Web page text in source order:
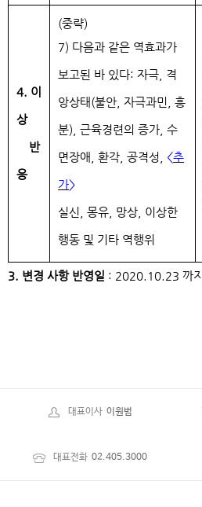
4. 이
상
반
응
(중략)
7) 다음과 같은 역효과가
보고된 바 있다: 자극, 격
앙상태(불안, 자극과민, 흥
분), 근육경련의 증가, 수
면장애, 환각, 공격성, <추
가>
실신, 몽유, 망상, 이상한
행동 및 기타 역행위
3. 변경 사항 반영일 : 2020.10.23 까지
대표이사 이원범
대표전화 02.405.3000